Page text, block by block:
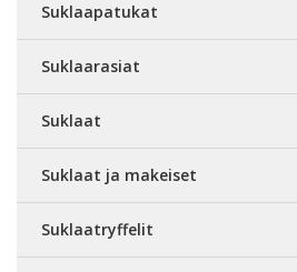
Suklaapatukat
Suklaarasiat
Suklaat
Suklaat ja makeiset
Suklaatryffelit